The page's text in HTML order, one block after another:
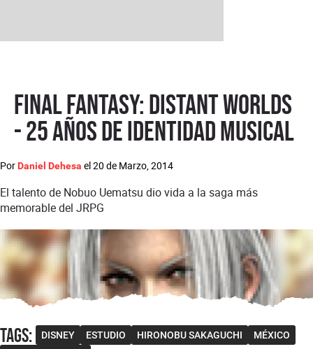
Final Fantasy: Distant Worlds
- 25 años de identidad musical
Por Daniel Dehesa el20 de Marzo, 2014
El talento de Nobuo Uematsu dio vida a la saga más
memorable del JRPG
Tags: DISNEY ESTUDIO HIRONOBU SAKAGUCHI
MÉXICO